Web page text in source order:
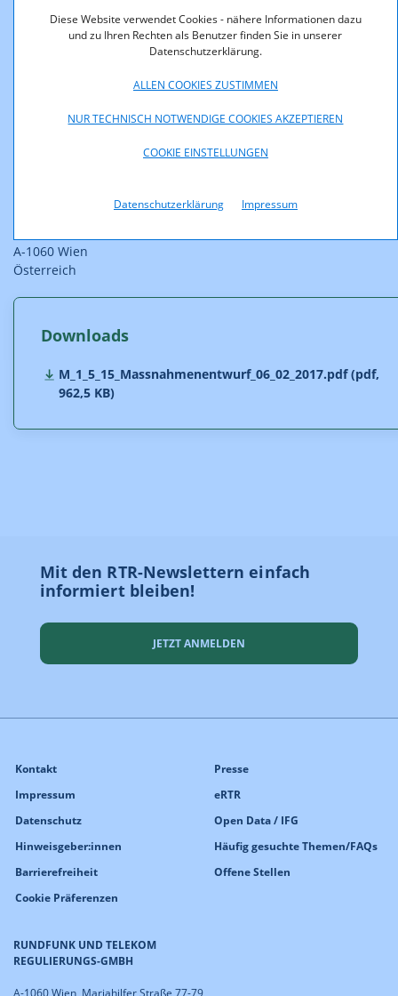
Diese Website verwendet Cookies - nähere Informationen dazu
und zu Ihren Rechten als Benutzer finden Sie in unserer
Datenschutzerklärung.
ALLEN COOKIES ZUSTIMMEN
NUR TECHNISCH NOTWENDIGE COOKIES AKZEPTIEREN
COOKIE EINSTELLUNGEN
Datenschutzerklärung Impressum
Maßnahmenentwurf vorgesehen.
unter Bezugnahme auf „M 1.5/15” bisspätestens 17.03.2017,
Rundfunk und Telekom Regulierungs-GmbH
A-1060 Wien
Österreich
Downloads
M_1_5_15_Massnahmenentwurf_06_02_2017.pdf (pdf,
962,5 KB)
Mit den RTR-Newslettern einfach
informiert bleiben!
JETZT ANMELDEN
RUNDFUNK UND TELEKOM
REGULIERUNGS-GMBH
A-1060 Wien, Mariahilfer Straße 77-79
Kontakt
Impressum
Datenschutz
Hinweisgeber:innen
Barrierefreiheit
Cookie Präferenzen
Presse
eRTR
Open Data / IFG
Häufig gesuchte Themen/FAQs
Offene Stellen